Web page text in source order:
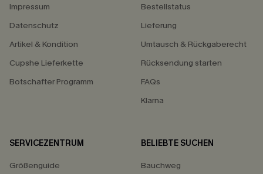
Impressum
Datenschutz
Artikel & Kondition
Cupshe Lieferkette
Botschafter Programm
Bestellstatus
Lieferung
Umtausch & Rückgaberecht
Rücksendung starten
FAQs
Klarna
SERVICEZENTRUM
Größenguide
BELIEBTE SUCHEN
Bauchweg